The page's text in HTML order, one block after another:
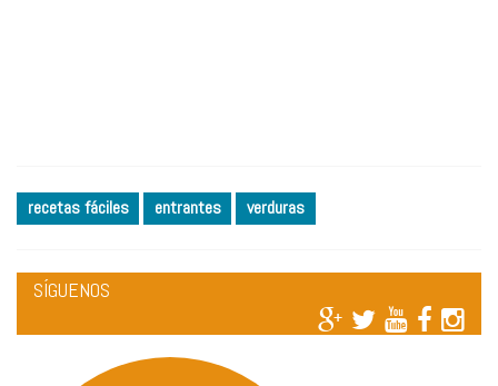
recetas fáciles entrantes verduras
SÍGUENOS